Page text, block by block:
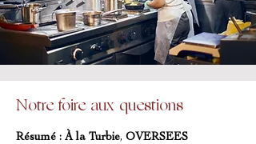
Notre foire aux questions
Résumé : À la Turbie, OVERSEES